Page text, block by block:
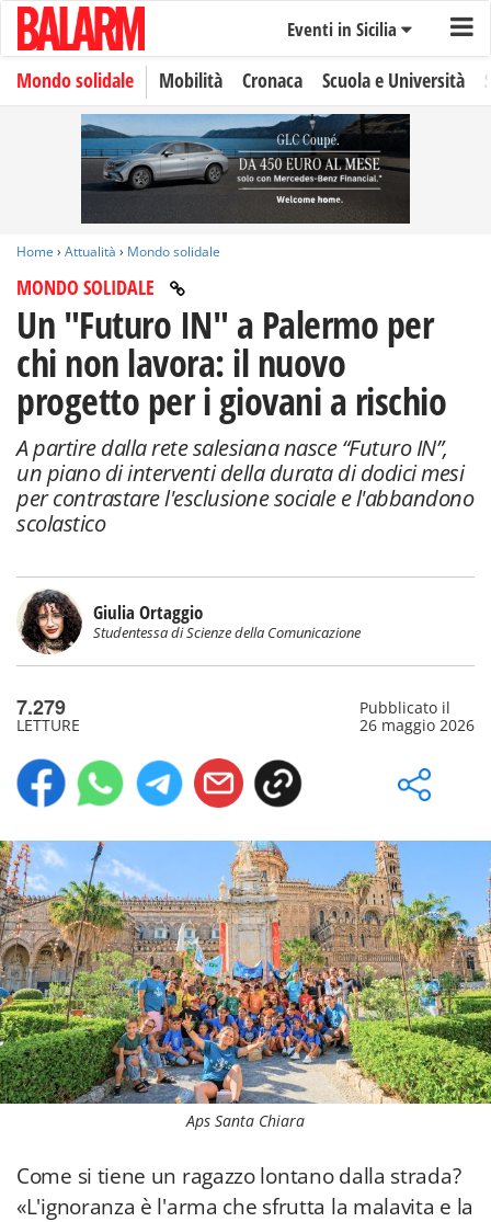
Eventi in Sicilia
Mondo solidale Mobilità Cronaca Scuola e Università
Home › Attualità › Mondo solidale
MONDO SOLIDALE
Un "Futuro IN" a Palermo per
chi non lavora: il nuovo
progetto per i giovani a rischio
A partire dalla rete salesiana nasce “Futuro IN”,
un piano di interventi della durata di dodici mesi
per contrastare l'esclusione sociale e l'abbandono
scolastico
Giulia Ortaggio
Studentessa di Scienze della Comunicazione
7.279
LETTURE
Pubblicato il
26 maggio 2026
Aps Santa Chiara
Come si tiene un ragazzo lontano dalla strada?
«L'ignoranza è l'arma che sfrutta la malavita e la